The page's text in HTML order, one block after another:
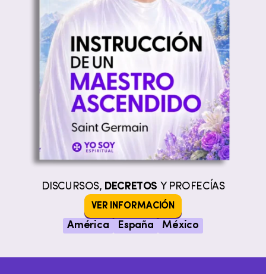
DISCURSOS, DECRETOS Y PROFECÍAS
VER INFORMACIÓN
América España México